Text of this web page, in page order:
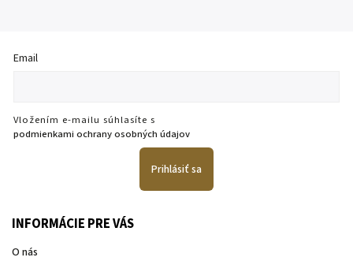
Email
Vložením e-mailu súhlasíte s
podmienkami ochrany osobných údajov
Prihlásiť sa
INFORMÁCIE PRE VÁS
O nás